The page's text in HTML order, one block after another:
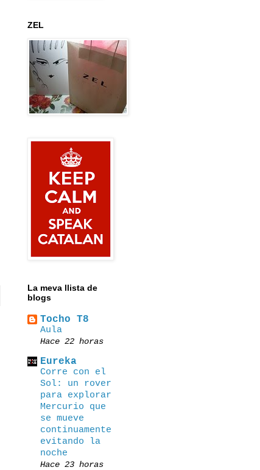
ZEL
La meva llista de
blogs
Tocho T8
Αula
Hace 22 horas
Eureka
Corre con el
Sol: un rover
para explorar
Mercurio que
se mueve
continuamente
evitando la
noche
Hace 23 horas